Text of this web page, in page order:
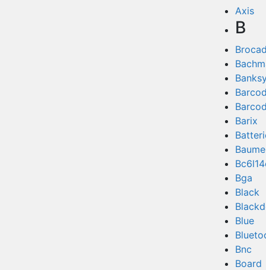
Axis
B
Barix
Bga
Black
Blue
Bnc
Board